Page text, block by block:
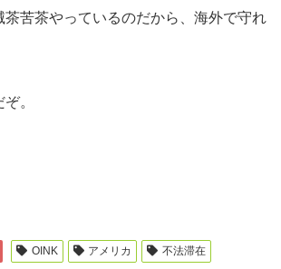
茶苦茶やっているのだから、海外で守れ
。
OINK アメリカ 不法滞在